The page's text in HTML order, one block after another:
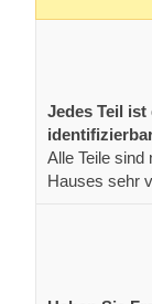
Jedes Teil
Alle Teile
Hauses sehr